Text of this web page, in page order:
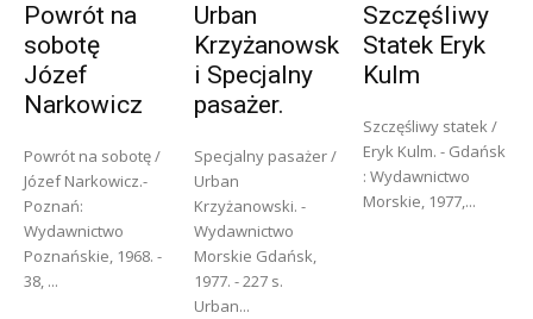
Powrót na
sobotę
Józef
Narkowicz
Powrót na sobotę /
Józef Narkowicz.-
Poznań:
Wydawnictwo
Poznańskie, 1968. -
38, ...
Urban
Krzyżanowsk
i Specjalny
pasażer.
Specjalny pasażer /
Urban
Krzyżanowski. -
Wydawnictwo
Morskie Gdańsk,
1977. - 227 s.
Urban...
Szczęśliwy
Statek Eryk
Kulm
Szczęśliwy statek /
Eryk Kulm. - Gdańsk
: Wydawnictwo
Morskie, 1977,...